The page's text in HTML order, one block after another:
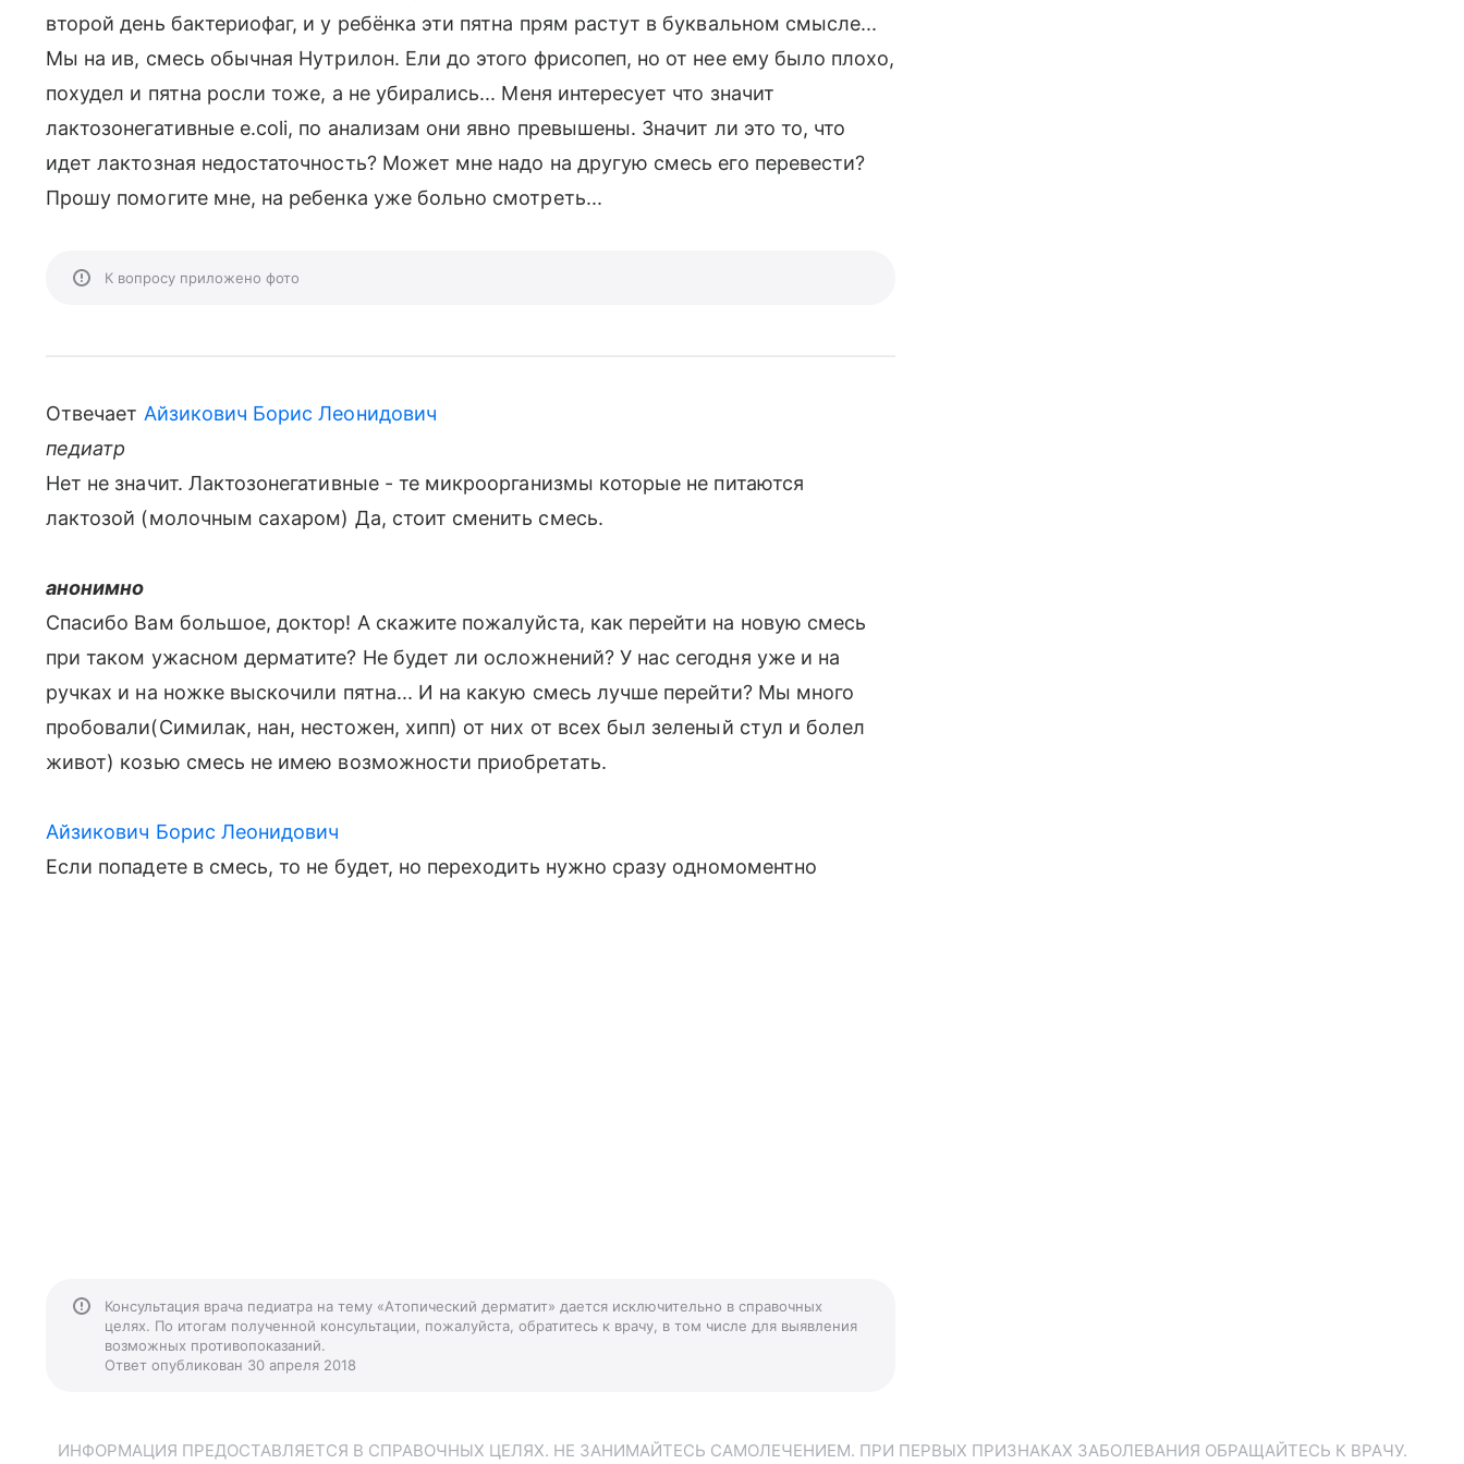
второй день бактериофаг, и у ребёнка эти пятна прям растут в буквальном смысле...
Мы на ив, смесь обычная Нутрилон. Ели до этого фрисопеп, но от нее ему было плохо,
похудел и пятна росли тоже, а не убирались... Меня интересует что значит
лактозонегативные е.coli, по анализам они явно превышены. Значит ли это то, что
идет лактозная недостаточность? Может мне надо на другую смесь его перевести?
Прошу помогите мне, на ребенка уже больно смотреть...
К вопросу приложено фото
Отвечает Айзикович Борис Леонидович
педиатр
Нет не значит. Лактозонегативные - те микроорганизмы которые не питаются
лактозой (молочным сахаром) Да, стоит сменить смесь.
анонимно
Спасибо Вам большое, доктор! А скажите пожалуйста, как перейти на новую смесь
при таком ужасном дерматите? Не будет ли осложнений? У нас сегодня уже и на
ручках и на ножке выскочили пятна... И на какую смесь лучше перейти? Мы много
пробовали(Симилак, нан, нестожен, хипп) от них от всех был зеленый стул и болел
живот) козью смесь не имею возможности приобретать.
Айзикович Борис Леонидович
Если попадете в смесь, то не будет, но переходить нужно сразу одномоментно
Консультация врача педиатра на тему «Атопический дерматит» дается исключительно в справочных
целях. По итогам полученной консультации, пожалуйста, обратитесь к врачу, в том числе для выявления
возможных противопоказаний.
Ответ опубликован 30 апреля 2018
ИНФОРМАЦИЯ ПРЕДОСТАВЛЯЕТСЯ В СПРАВОЧНЫХ ЦЕЛЯХ. НЕ ЗАНИМАЙТЕСЬ САМОЛЕЧЕНИЕМ. ПРИ ПЕРВЫХ ПРИЗНАКАХ ЗАБОЛЕВАНИЯ ОБРАЩАЙТЕСЬ К ВРАЧУ.